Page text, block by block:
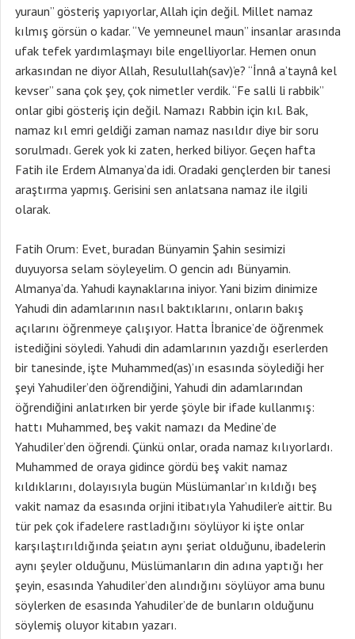
yuraun” gösteriş yapıyorlar, Allah için değil. Millet namaz
kılmış görsün o kadar. “Ve yemneunel maun” insanlar arasında
ufak tefek yardımlaşmayı bile engelliyorlar. Hemen onun
arkasından ne diyor Allah, Resulullah(sav)’e? “İnnâ a’taynâ kel
kevser” sana çok şey, çok nimetler verdik. “Fe salli li rabbik”
onlar gibi gösteriş için değil. Namazı Rabbin için kıl. Bak,
namaz kıl emri geldiği zaman namaz nasıldır diye bir soru
sorulmadı. Gerek yok ki zaten, herked biliyor. Geçen hafta
Fatih ile Erdem Almanya’da idi. Oradaki gençlerden bir tanesi
araştırma yapmış. Gerisini sen anlatsana namaz ile ilgili
olarak.
Fatih Orum: Evet, buradan Bünyamin Şahin sesimizi
duyuyorsa selam söyleyelim. O gencin adı Bünyamin.
Almanya’da. Yahudi kaynaklarına iniyor. Yani bizim dinimize
Yahudi din adamlarının nasıl baktıklarını, onların bakış
açılarını öğrenmeye çalışıyor. Hatta İbranice’de öğrenmek
istediğini söyledi. Yahudi din adamlarının yazdığı eserlerden
bir tanesinde, işte Muhammed(as)’ın esasında söylediği her
şeyi Yahudiler’den öğrendiğini, Yahudi din adamlarından
öğrendiğini anlatırken bir yerde şöyle bir ifade kullanmış:
hattı Muhammed, beş vakit namazı da Medine’de
Yahudiler’den öğrendi. Çünkü onlar, orada namaz kılıyorlardı.
Muhammed de oraya gidince gördü beş vakit namaz
kıldıklarını, dolayısıyla bugün Müslümanlar’ın kıldığı beş
vakit namaz da esasında orjini itibatıyla Yahudiler’e aittir. Bu
tür pek çok ifadelere rastladığını söylüyor ki işte onlar
karşılaştırıldığında şeiatın aynı şeriat olduğunu, ibadelerin
aynı şeyler olduğunu, Müslümanların din adına yaptığı her
şeyin, esasında Yahudiler’den alındığını söylüyor ama bunu
söylerken de esasında Yahudiler’de de bunların olduğunu
söylemiş oluyor kitabın yazarı.